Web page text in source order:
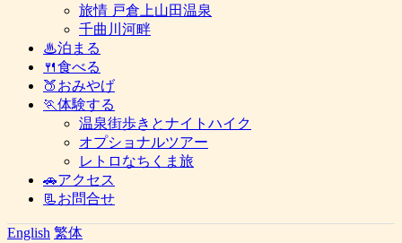
旅情 戸倉上山田温泉
千曲川河畔
♨泊まる
🍴食べる
🍑おみやげ
🏃体験する
温泉街歩きとナイトハイク
オプショナルツアー
レトロなちくま旅
🚗アクセス
📃お問合せ
English 繁体